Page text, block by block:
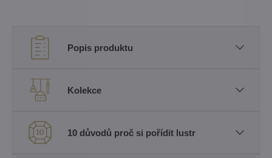
Popis produktu
Kolekce
10 důvodů proč si pořídit lustr